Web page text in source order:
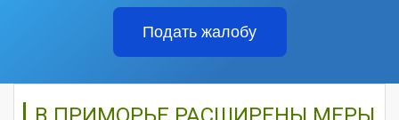
Подать жалобу